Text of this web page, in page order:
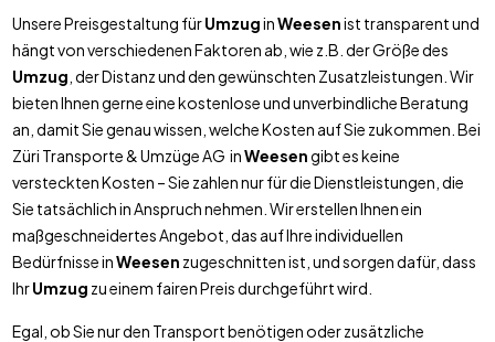
Unsere Preisgestaltung fürUmzuginWeesenist transparent und
hängt von verschiedenen Faktoren ab, wie z.B. der Größe des
Umzug , der Distanz und den gewünschten Zusatzleistungen. Wir
bieten Ihnen gerne eine kostenlose und unverbindliche Beratung
an, damit Sie genau wissen, welche Kosten auf Sie zukommen. Bei
Züri Transporte & Umzüge AG inWeesengibt es keine
versteckten Kosten – Sie zahlen nur für die Dienstleistungen, die
Sie tatsächlich in Anspruch nehmen. Wir erstellen Ihnen ein
maßgeschneidertes Angebot, das auf Ihre individuellen
Bedürfnisse inWeesen zugeschnitten ist, und sorgen dafür, dass
IhrUmzug zu einem fairen Preis durchgeführt wird.
Egal, ob Sie nur den Transport benötigen oder zusätzliche